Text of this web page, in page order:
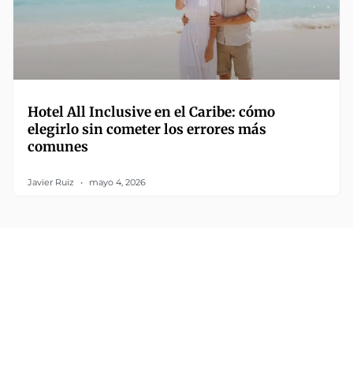
Hotel All Inclusive en el Caribe: cómo
elegirlo sin cometer los errores más
comunes
Javier Ruiz mayo 4, 2026